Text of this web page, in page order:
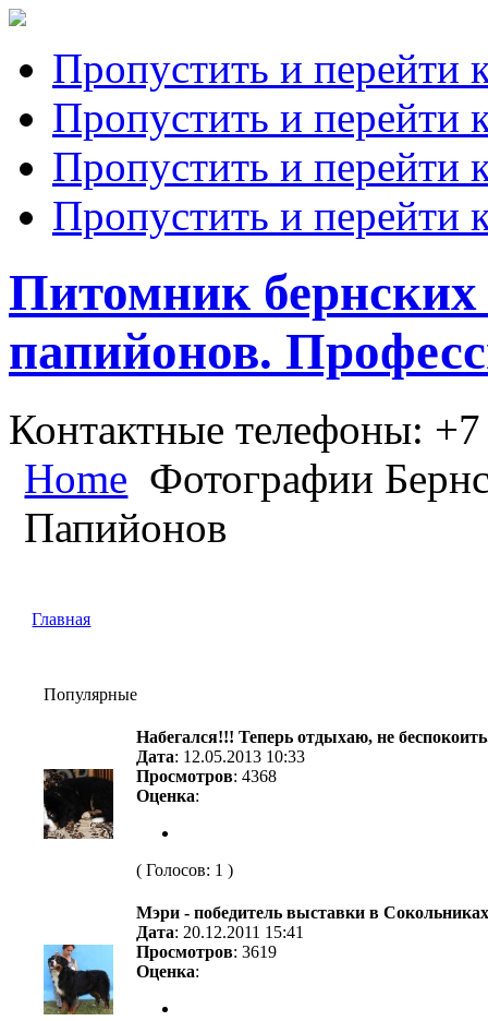
Пропустить и перейти
Пропустить и перейти
Пропустить и перейти
Пропустить и перейти
Питомник бернских
папийонов.
Контактные телефоны:
Home Фотографии
Папийонов
Главная
Популярные
Набегался!!! Теперь отдыхаю, не
Дата: 12.05.2013 10:33
Просмотров: 4368
Оценка:
( Голосов: 1 )
Мэри - победитель выставки в
Дата: 20.12.2011 15:41
Просмотров: 3619
Оценка: